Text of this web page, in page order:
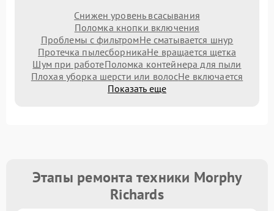
Снижен уровень всасывания
Поломка кнопки включения
Проблемы с фильтромНе сматывается шнур
Протечка пылесборникаНе вращается щетка
Шум при работеПоломка контейнера для пыли
Плохая уборка шерсти или волосНе включается
Показать еще
Этапы ремонта техники Morphy
Richards